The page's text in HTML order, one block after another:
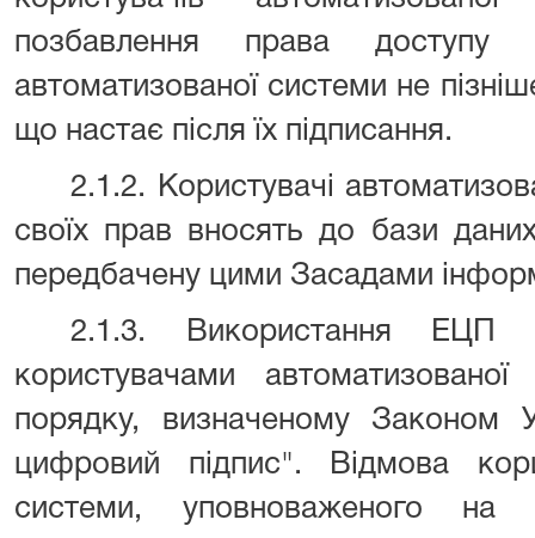
позбавлення права
автоматизованої системи не
що настає після їх підписання.
2.1.2. Користувачі
своїх прав вносять до бази
передбачену цими Засадами
2.1.3. Використання ЕЦП
користувачами
порядку, визначеному Законом
цифровий підпис". Відмова
системи, уповноваженого на